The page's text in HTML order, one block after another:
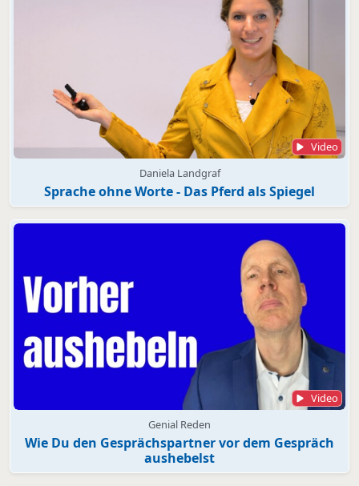
Video
Daniela Landgraf
Sprache ohne Worte - Das Pferd als Spiegel
Video
Genial Reden
Wie Du den Gesprächspartner vor dem Gespräch
aushebelst